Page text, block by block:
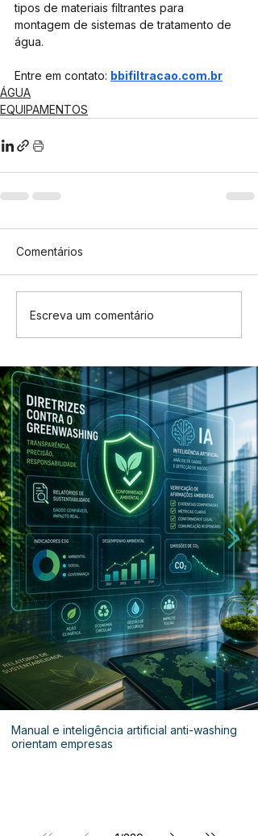
tipos de materiais filtrantes para
montagem de sistemas de tratamento de
água.
Entre em contato: bbifiltracao.com.br
ÁGUA
EQUIPAMENTOS
Comentários
Escreva um comentário
Manual e inteligência artificial anti-washing
orientam empresas